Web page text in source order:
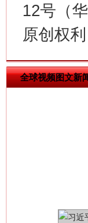
12号（
原创权
全球视频图文新
在谋